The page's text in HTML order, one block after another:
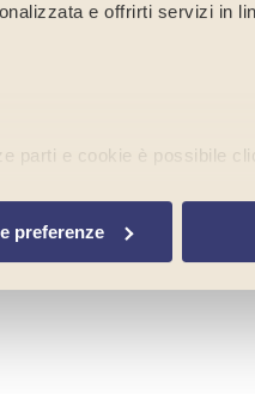
e offrirti servizi in
parti e cookie è possibile
preferenze